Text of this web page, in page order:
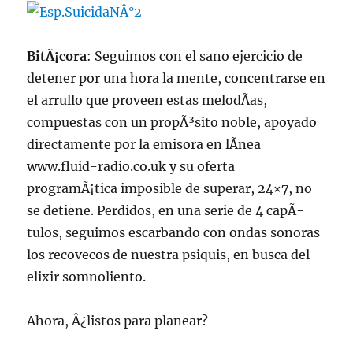
BitÃ¡cora: Seguimos con el sano ejercicio de
detener por una hora la mente, concentrarse en
el arrullo que proveen estas melodÃ­as,
compuestas con un propÃ³sito noble, apoyado
directamente por la emisora en lÃ­nea
www.fluid-radio.co.uk y su oferta
programÃ¡tica imposible de superar, 24×7, no
se detiene. Perdidos, en una serie de 4 capÃ­
tulos, seguimos escarbando con ondas sonoras
los recovecos de nuestra psiquis, en busca del
elixir somnoliento.
Ahora, Â¿listos para planear?